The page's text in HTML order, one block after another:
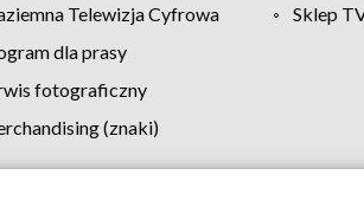
Telewizja Cyfrowa
Sklep
dla prasy
fotograficzny
(znaki)